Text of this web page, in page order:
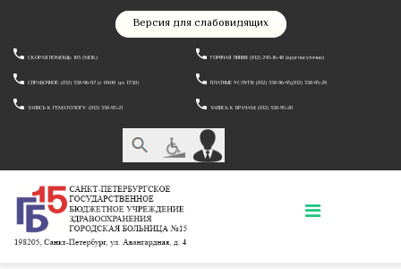
Версия для слабовидящих
СКОРАЯ ПОМОЩЬ: 103 (МОБ.)
СПРАВОЧНОЕ: (812) 338-96-97 (c 09:00 до 17:30)
ЗАПИСЬ К ГЕМАТОЛОГУ: (812) 338-95-21
ГОРЯЧАЯ ЛИНИЯ: (812) 243-16-48 (круглосуточно)
ПЛАТНЫЕ УСЛУГИ: (812) 338-96-95,(812) 338-95-29
ЗАПИСЬ К ВРАЧАМ: (812) 338-95-20